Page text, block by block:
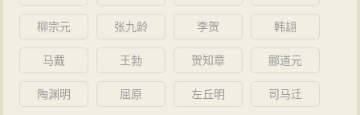
柳宗元 张九龄 李贺 韩翃
马戴 王勃 贺知章 郦道元
陶渊明 屈原 左丘明 司马迁